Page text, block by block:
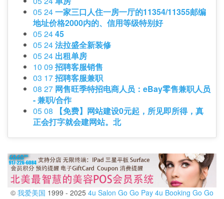
05 24一家三口人住一房一厅的11354/11355邮编
地址价格2000内的、信用等级特别好
05 2445
05 24法拉盛全新装修
05 24 出租单房
10 09 招聘客服销售
03 17招聘客服兼职
08 27 网售旺季特招电商人员：eBay零售兼职人员
- 兼职/合作
05 08
【免费】网站建设0元起，所见即所得，真
正会打字就会建网站。北
© 我爱美国 1999 - 2025 4u Salon Go Go Pay 4u Booking Go Go